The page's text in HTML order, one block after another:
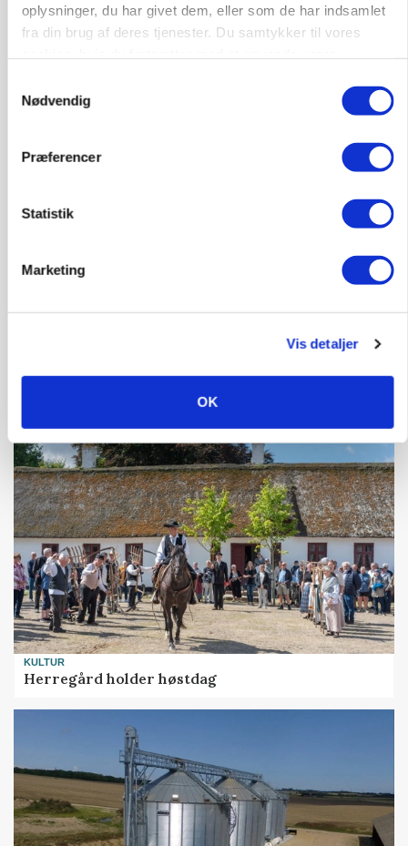
oplysninger, du har givet dem, eller som de har indsamlet
fra din brug af deres tjenester. Du samtykker til vores
Nødvendig
Præferencer
Statistik
Marketing
Vis detaljer
OK
Annonce
MARKED
Bønder holder vagt ved Rusland
KULTUR
Herregård holder høstdag